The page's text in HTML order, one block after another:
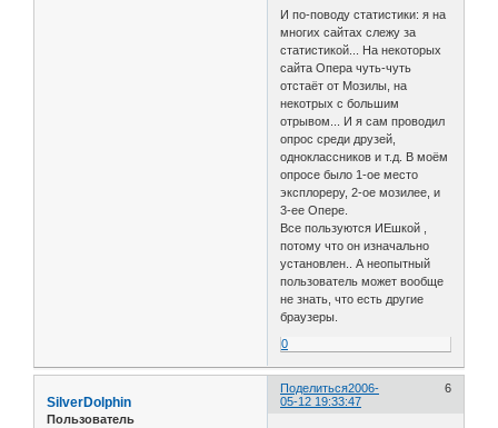
И по-поводу статистики: я на
многих сайтах слежу за
статистикой... На некоторых
сайта Опера чуть-чуть
отстаёт от Мозилы, на
некотрых с большим
отрывом... И я сам проводил
опрос среди друзей,
одноклассников и т.д. В моём
опросе было 1-ое место
эксплореру, 2-ое мозилее, и
3-ее Опере.
Все пользуются ИЕшкой ,
потому что он изначально
установлен.. А неопытный
пользователь может вообще
не знать, что есть другие
браузеры.
0
Поделиться 6
2006-
05-12 19:33:47
SilverDolphin
Пользователь